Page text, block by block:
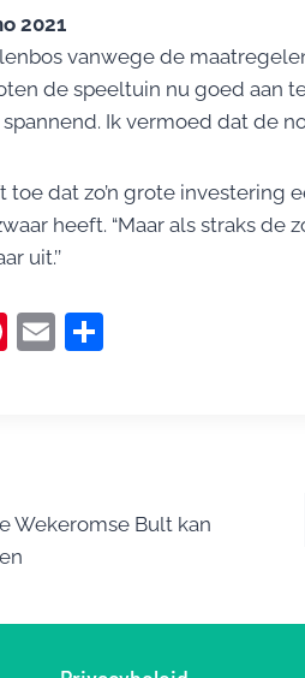
2021
vanwege de
de speeltuin nu goed aan
Ik vermoed dat de
dat zo’n grote investering
heeft. “Maar als straks de
uit.’’
Pi E
Wekeromse Bult kan